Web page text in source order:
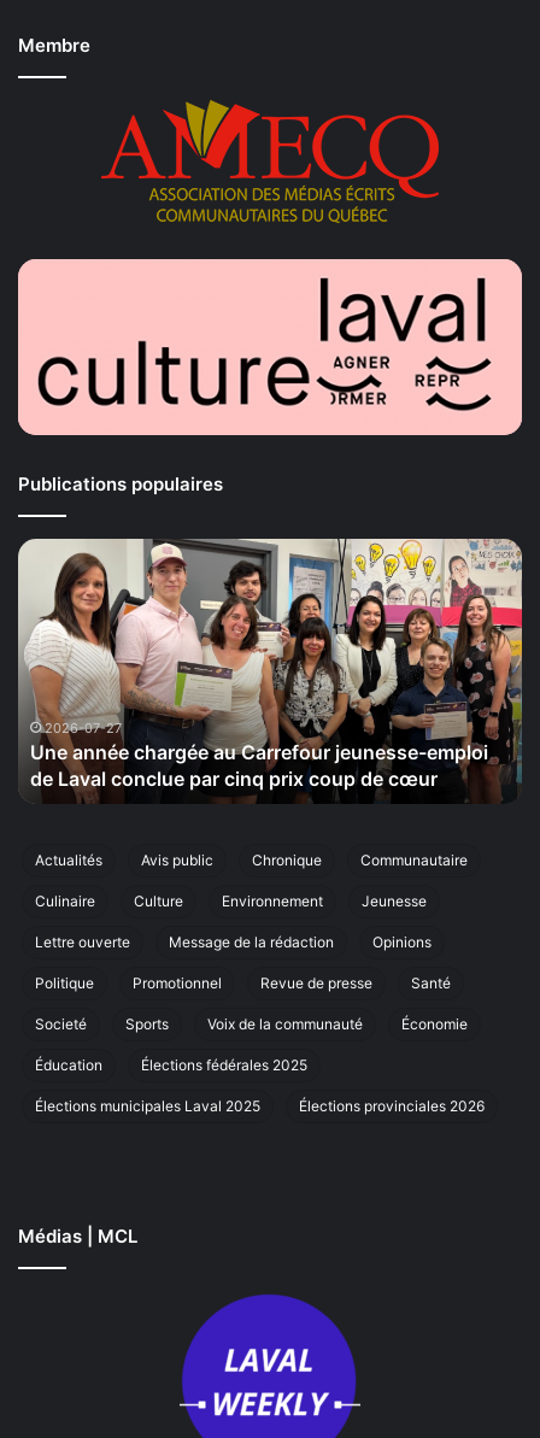
Membre
Publications populaires
07-27
chargée au Carrefour jeunesse-emploi
conclue par cinq prix coup de cœur
Maison
de
la
Sérénité
tiendra
le
20
septembre
cinquième
de
Laval
2026-07-
La
Actualités Avis public Chronique Communautaire
Culinaire Culture Environnement Jeunesse
Lettre ouverte Message de la rédaction Opinions
Politique Promotionnel Revue de presse Santé
Societé Sports Voix de la communauté Économie
Éducation Élections fédérales 2025
Élections municipales Laval 2025 Élections provinciales 2026
Médias | MCL